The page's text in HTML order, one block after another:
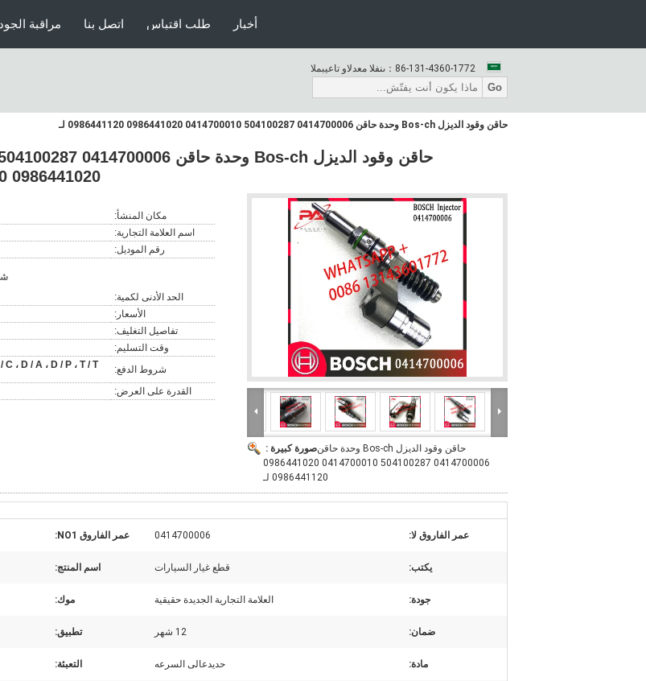
مراقبة اتصل بنا طلب اقتباس أخبار
المبيعات والدعم الفنى： 86-131-4360-1772
Go
حاقن وقود الديزل Bos-ch وحدة حاقن 0414700006 504100287 0414700010 0986441020 0986441120 لـ
0986441020 0986441120 لـ
صورة كبيرة :حاقن وقود الديزل Bos-ch وحدة حاقن
0414700006 504100287 0414700010 0986441020
0986441120 لـ
مكان المنشأ:
اسم العلامة التجارية:
رقم الموديل:
الحد الأدنى لكمية:
الأسعار:
تفاصيل التغليف:
وقت التسليم:
شروط الدفع:
القدرة على العرض:
عمر الفاروق لا: 0414700006 عمر الفاروق NO1:
يكتب: قطع غيار السيارات اسم المنتج:
جودة: العلامة التجارية الجديدة حقيقية موك:
ضمان: 12 شهر تطبيق:
مادة: حديدعالى السرعه التعبئة: